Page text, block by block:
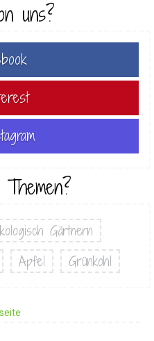
uns?
Gärtnern
Apfel Grünkohl